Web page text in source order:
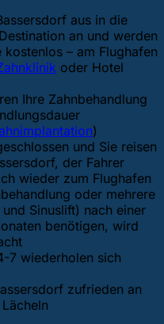
aus in die
an und werden
– am Flughafen
oder Hotel
Ihre Zahnbehandlung
)
und Sie reisen
der Fahrer
wieder zum Flughafen
oder mehrere
Sinuslift) nach einer
benötigen, wird
7 wiederholen sich
zufrieden an